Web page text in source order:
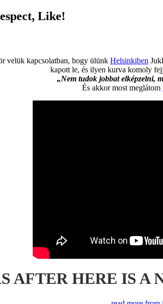
Like!
velük kapcsolatban, hogy ülünk Helsinkiben
kapott le, és ilyen kurva komoly
„Nem tudok jobbat elképzelni,
És akkor most meglátom
AFTER HERE IS A